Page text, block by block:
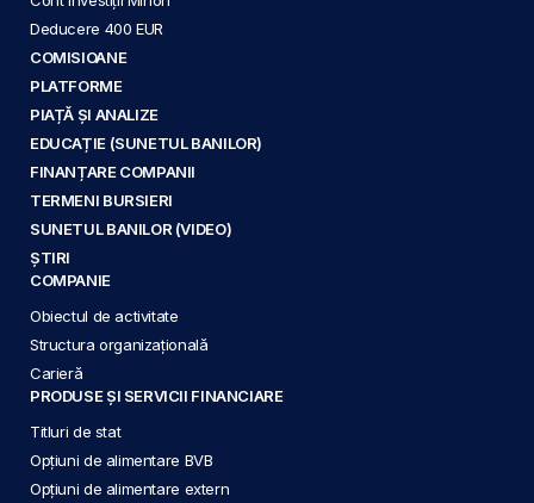
Deducere 400 EUR
COMISIOANE
PLATFORME
PIAȚĂ ȘI ANALIZE
EDUCAȚIE (SUNETUL BANILOR)
FINANȚARE COMPANII
TERMENI BURSIERI
SUNETUL BANILOR (VIDEO)
ȘTIRI
COMPANIE
Obiectul de activitate
Structura organizațională
Carieră
PRODUSE ȘI SERVICII FINANCIARE
Titluri de stat
Opțiuni de alimentare BVB
Opțiuni de alimentare extern